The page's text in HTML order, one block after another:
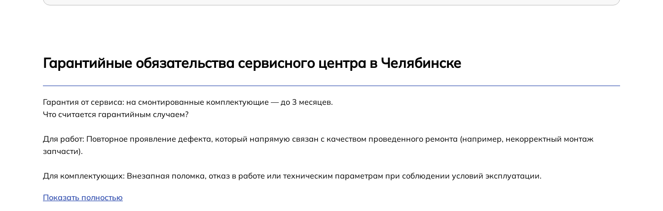
Гарантийные обязательства сервисного центра в Челябинске
Гарантия от сервиса: на смонтированные комплектующие — до 3 месяцев.
Что считается гарантийным случаем?
Для работ: Повторное проявление дефекта, который напрямую связан с качеством проведенного ремонта (например, некорректный монтаж
запчасти).
Для комплектующих: Внезапная поломка, отказ в работе или техническим параметрам при соблюдении условий эксплуатации.
Показать полностью